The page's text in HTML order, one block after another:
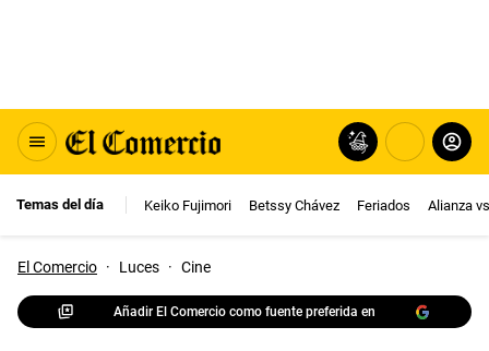
Temas del día Keiko Fujimori Betssy Chávez Feriados Alianza
El Comercio · Luces · Cine
Añadir El Comercio como fuente preferida en